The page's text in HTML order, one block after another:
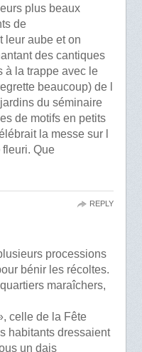
plus beaux
de
leur aube et on
des cantiques
à la trappe avec le
beaucoup) de l
du séminaire
de motifs en petits
la messe sur l
fleuri. Que
processions
bénir les récoltes.
maraîchers,
celle de la Fête
habitants dressaient
un dais
REPLY